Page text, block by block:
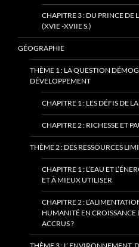
CHAPITRE 3 : DU PRINCE DE
(XVIE -XVIIE S.)
GÉOGRAPHIE
THÈME 1 : LA QUESTION
DÉVELOPPEMENT
CHAPITRE 1 : LES DÉFIS DE
CHAPITRE 2 : RICHESSE ET
THÈME 2 : DES RESSOURCES
CHAPITRE 1 : L’EAU ET
ET À MIEUX UTILISER
CHAPITRE 2 :
HUMANITÉ EN
ACCRUS ?